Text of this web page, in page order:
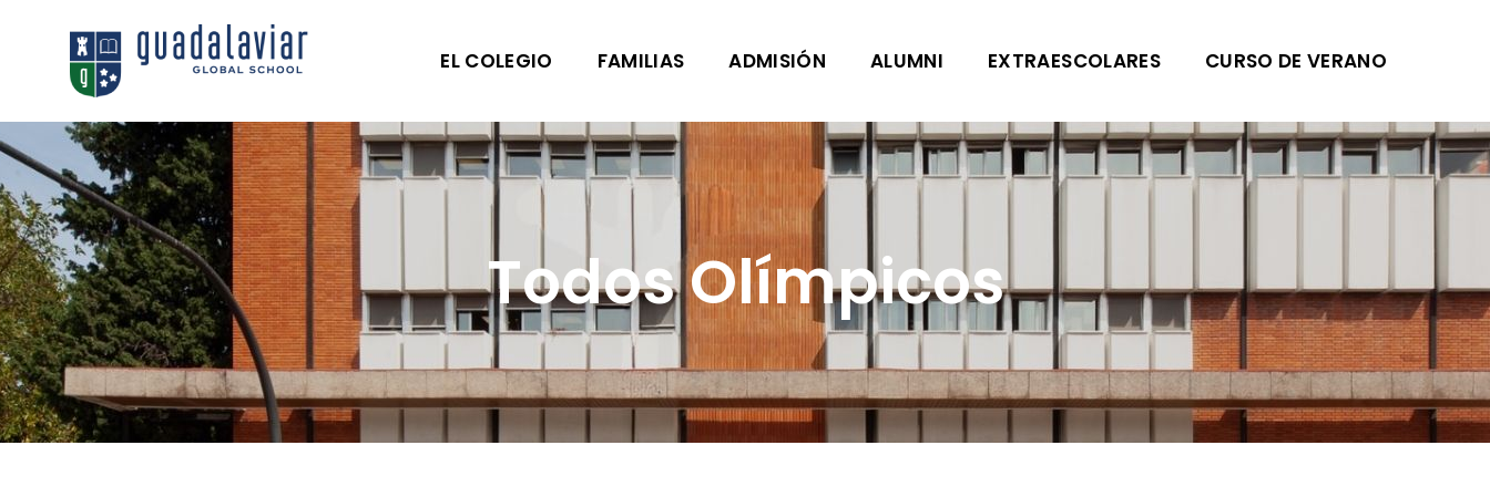
EL COLEGIO FAMILIAS ADMISIÓN ALUMNI EXTRAESCOLARES CURSO DE VERANO
Todos Olímpicos